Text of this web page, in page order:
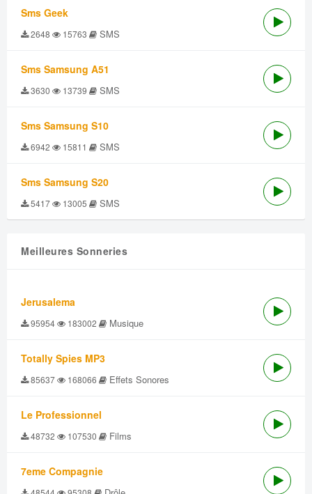
Sms Geek
2648 15763 SMS
Sms Samsung A51
3630 13739 SMS
Sms Samsung S10
6942 15811 SMS
Sms Samsung S20
5417 13005 SMS
Meilleures Sonneries
Jerusalema
95954 183002 Musique
Totally Spies MP3
85637 168066 Effets Sonores
Le Professionnel
48732 107530 Films
7eme Compagnie